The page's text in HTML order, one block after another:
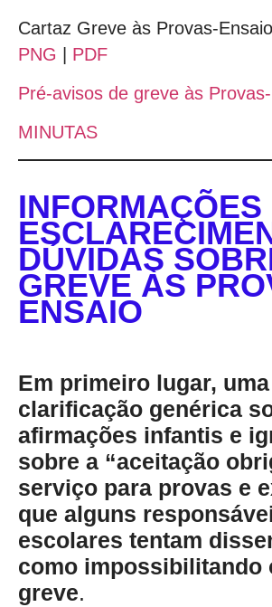
Cartaz Greve às Provas-
PNG | PDF
Pré-avisos de greve às
MINUTAS
INFORMAÇÕES
DÚVIDAS
GREVE ÀS
ENSAIO
Em primeiro lugar, uma
clarificação genérica
afirmações infantis e
sobre a “aceitação
serviço para provas e
que alguns
escolares tentam
como impossibilitando
greve.